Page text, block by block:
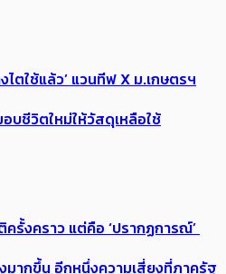
ไตใช้แล้ว’ แวนทีฟ X ม.เกษตรฯ
ชีวิตใหม่ให้วัสดุเหลือใช้
ครั้งคราว แต่คือ ‘ปรากฏการณ์’
มากขึ้น อีกหนึ่งความเสี่ยงที่ภาครัฐ